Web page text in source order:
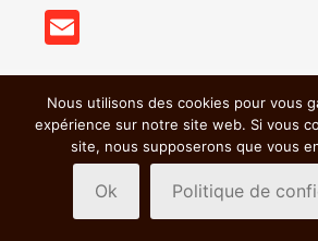
Email
© 2018 BSC VTT St Germain Nuelles |
Politiques de
Nous utilisons des cookies pour vous
expérience sur notre site web. Si vous
site, nous supposerons que vous
Ok Politique de